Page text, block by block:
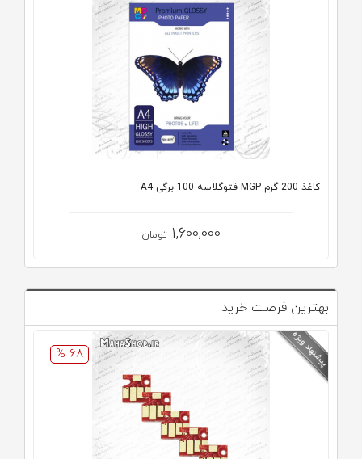
کاغذ 200 گرم MGP فتوگلاسه 100 برگی A4
1,600,000 تومان
بهترین فرصت خرید
68 %